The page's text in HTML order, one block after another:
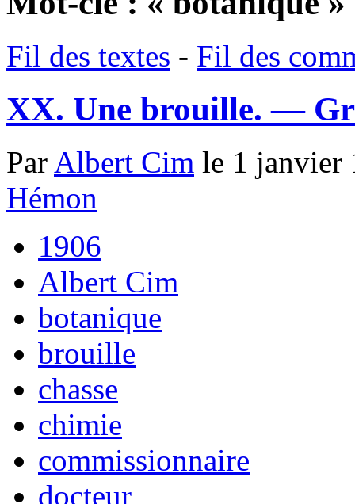
Fil des textes - Fil des
XX. Une brouille. —
Par Albert Cim le 1 janvier
Hémon
1906
Albert Cim
botanique
brouille
chasse
chimie
commissionnaire
docteur